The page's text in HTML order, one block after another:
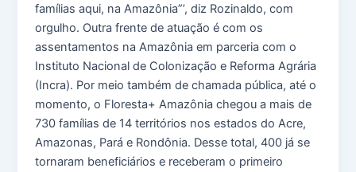
famílias aqui, na Amazônia”’, diz Rozinaldo, com
orgulho. Outra frente de atuação é com os
assentamentos na Amazônia em parceria com o
Instituto Nacional de Colonização e Reforma Agrária
(Incra). Por meio também de chamada pública, até o
momento, o Floresta+ Amazônia chegou a mais de
730 famílias de 14 territórios nos estados do Acre,
Amazonas, Pará e Rondônia. Desse total, 400 já se
tornaram beneficiários e receberam o primeiro